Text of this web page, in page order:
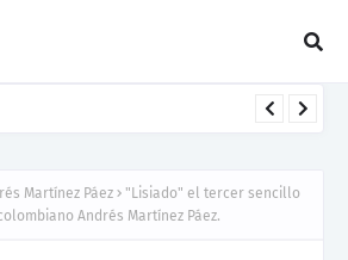
Martínez Páez
"Lisiado" el tercer sencillo
Andrés Martínez Páez.